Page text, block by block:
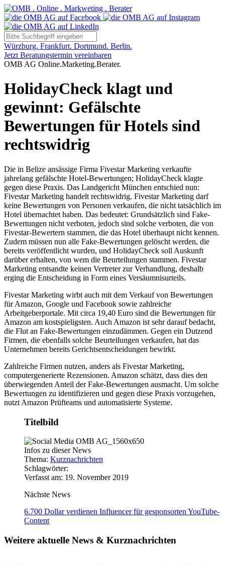
Würzburg. Frankfurt. Dortmund. Berlin.
Jetzt Beratungstermin vereinbaren
OMB AG Online.Marketing.Berater.
HolidayCheck klagt und
gewinnt: Gefälschte
Bewertungen für Hotels sind
rechtswidrig
Die in Belize ansässige Firma Fivestar Marketing verkaufte
jahrelang gefälschte Hotel-Bewertungen; HolidayCheck klagte
gegen diese Praxis. Das Landgericht München entschied nun:
Fivestar Marketing handelt rechtswidrig. Fivestar Marketing darf
keine Bewertungen von Personen verkaufen, die nicht tatsächlich im
Hotel übernachtet haben. Das bedeutet: Grundsätzlich sind Fake-
Bewertungen nicht verboten, jedoch sind solche verboten, die von
Fivestar-Bewertern stammen, die das Hotel überhaupt nicht kennen.
Zudem müssen nun alle Fake-Bewertungen gelöscht werden, die
bereits veröffentlicht wurden, und HolidayCheck soll Auskunft
darüber erhalten, von wem die Beurteilungen stammen. Fivestar
Marketing entsandte keinen Vertreter zur Verhandlung, deshalb
erging die Entscheidung in Form eines Versäumnisurteils.
Fivestar Marketing wirbt auch mit dem Verkauf von Bewertungen
für Amazon, Google und Facebook sowie zahlreiche
Arbeitgeberportale. Mit circa 19,40 Euro sind die Bewertungen für
Amazon am kostspieligsten. Auch Amazon ist sehr darauf bedacht,
die Flut an Fake-Bewertungen einzudämmen. Gegen ein Dutzend
Firmen, die ebenfalls solche Beurteilungen verkaufen, hat das
Unternehmen bereits Gerichtsentscheidungen bewirkt.
Zahlreiche Firmen nutzen, anders als Fivestar Marketing,
computergenerierte Rezensionen. Amazon schätzt, dass dies den
überwiegenden Anteil der Fake-Bewertungen ausmacht. Um solche
Bewertungen zu identifizieren und gegen diese Praxis vorzugehen,
nutzt Amazon Prüfteams und automatisierte Systeme.
Titelbild
Infos zu dieser News
Thema: Kurznachrichten
Schlagwörter:
Verfasst am: 19. November 2019
Nächste News
6.700 Dollar verdienen Influencer für gesponsorten YouTube-
Content
Weitere aktuelle News & Kurznachrichten